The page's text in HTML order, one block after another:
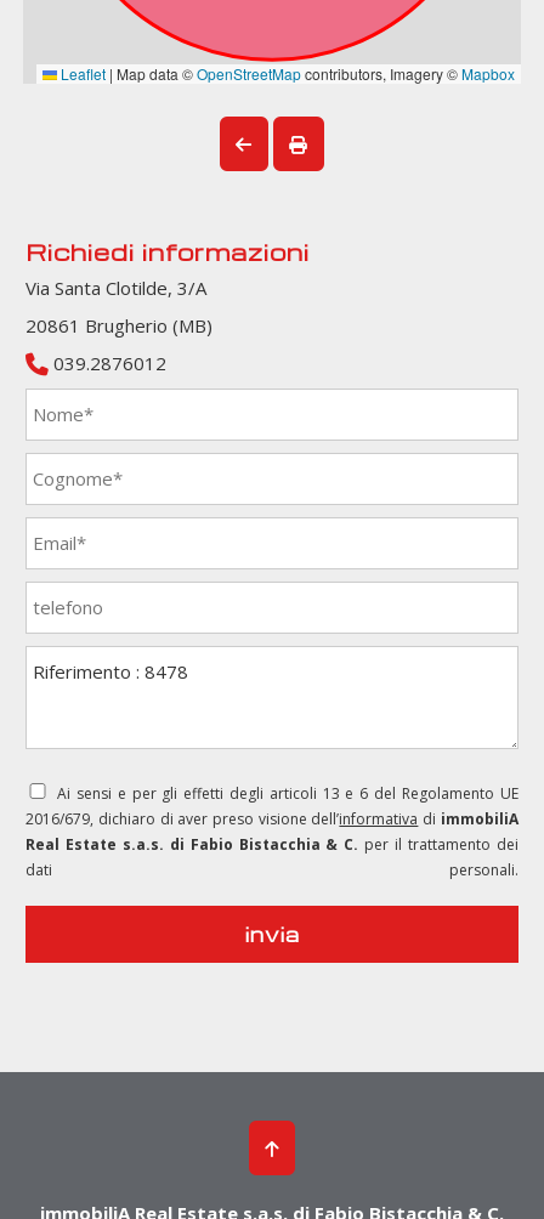
Richiedi informazioni
Via Santa Clotilde, 3/A
20861 Brugherio (MB)
039.2876012
Ai sensi e per gli effetti degli articoli 13 e 6 del Regolamento UE
2016/679, dichiaro di aver preso visione dell’informativa di immobiliA
Real Estate s.a.s. di Fabio Bistacchia & C. per il trattamento dei
dati personali.
immobiliA Real Estate s.a.s. di Fabio Bistacchia & C.